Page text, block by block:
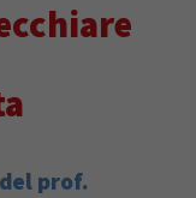
prof.